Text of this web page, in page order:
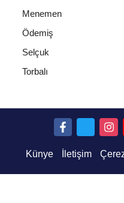
Menemen
Ödemiş
Selçuk
Torbalı
Künye İletişim